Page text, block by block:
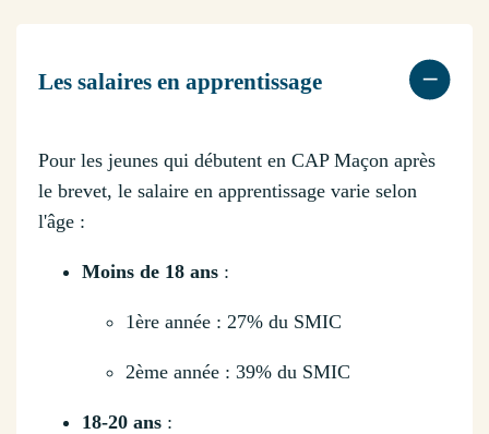
Les salaires en apprentissage
Pour les jeunes qui débutent en CAP Maçon après
le brevet, le salaire en apprentissage varie selon
l'âge :
Moins de 18 ans :
1ère année : 27% du SMIC
2ème année : 39% du SMIC
18-20 ans :